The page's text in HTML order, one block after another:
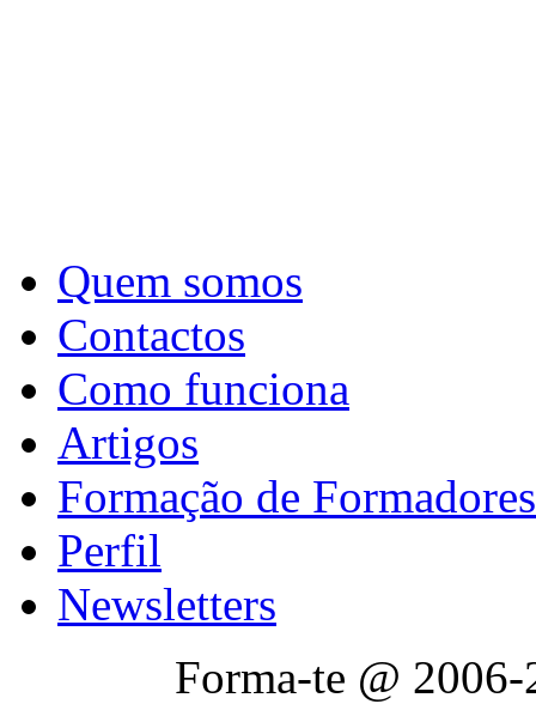
Quem somos
Contactos
Como funciona
Artigos
Formação de Formadores
Perfil
Newsletters
Forma-te @